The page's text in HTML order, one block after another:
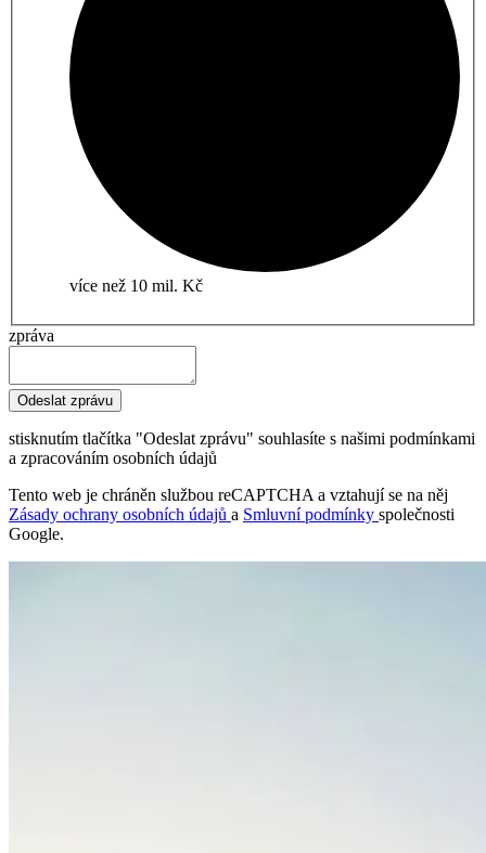
více než 10 mil. Kč
zpráva
Odeslat zprávu
stisknutím tlačítka "Odeslat zprávu" souhlasíte s našimi podmínkami
a zpracováním osobních údajů
Tento web je chráněn službou reCAPTCHA a vztahují se na něj
Zásady ochrany osobních údajů a Smluvní podmínky společnosti
Google.